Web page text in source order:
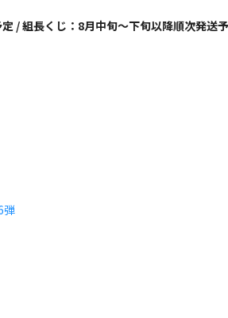
/ 組長くじ：8月中旬～下旬以降順次発送
弾